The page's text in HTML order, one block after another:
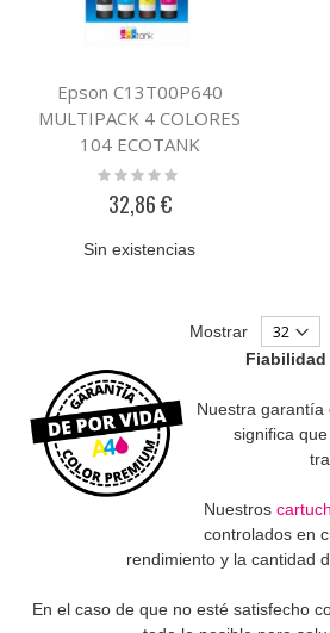
Epson C13T00P640
MULTIPACK 4 COLORES
104 ECOTANK
Rating:
32,86 €
Sin existencias
Mostrar
Nuestra garantía
significa
Nuestros
controlados en
rendimiento y la cantidad
En el caso de que no esté satisfecho